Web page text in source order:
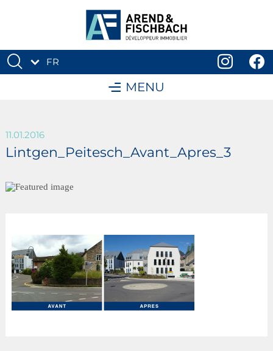
FR
MENU
11.01.2016
Lintgen_Peitesch_Avant_Apres_3